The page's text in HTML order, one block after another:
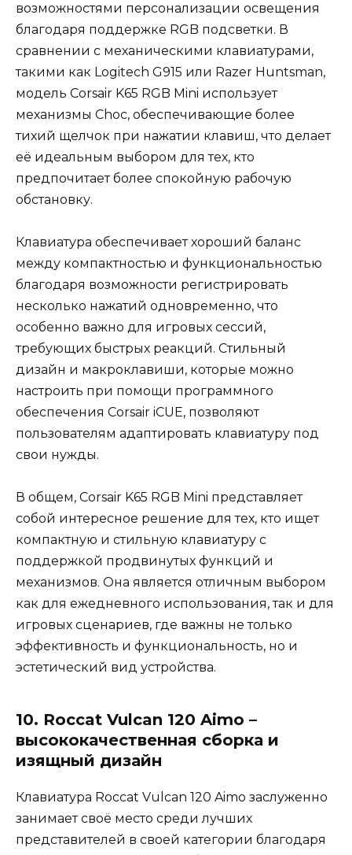
возможностями персонализации освещения
благодаря поддержке RGB подсветки. В
сравнении с механическими клавиатурами,
такими как Logitech G915 или Razer Huntsman,
модель Corsair K65 RGB Mini использует
механизмы Choc, обеспечивающие более
тихий щелчок при нажатии клавиш, что делает
её идеальным выбором для тех, кто
предпочитает более спокойную рабочую
обстановку.
Клавиатура обеспечивает хороший баланс
между компактностью и функциональностью
благодаря возможности регистрировать
несколько нажатий одновременно, что
особенно важно для игровых сессий,
требующих быстрых реакций. Стильный
дизайн и макроклавиши, которые можно
настроить при помощи программного
обеспечения Corsair iCUE, позволяют
пользователям адаптировать клавиатуру под
свои нужды.
В общем, Corsair K65 RGB Mini представляет
собой интересное решение для тех, кто ищет
компактную и стильную клавиатуру с
поддержкой продвинутых функций и
механизмов. Она является отличным выбором
как для ежедневного использования, так и для
игровых сценариев, где важны не только
эффективность и функциональность, но и
эстетический вид устройства.
10. Roccat Vulcan 120 Aimo –
высококачественная сборка и
изящный дизайн
Клавиатура Roccat Vulcan 120 Aimo заслуженно
занимает своё место среди лучших
представителей в своей категории благодаря